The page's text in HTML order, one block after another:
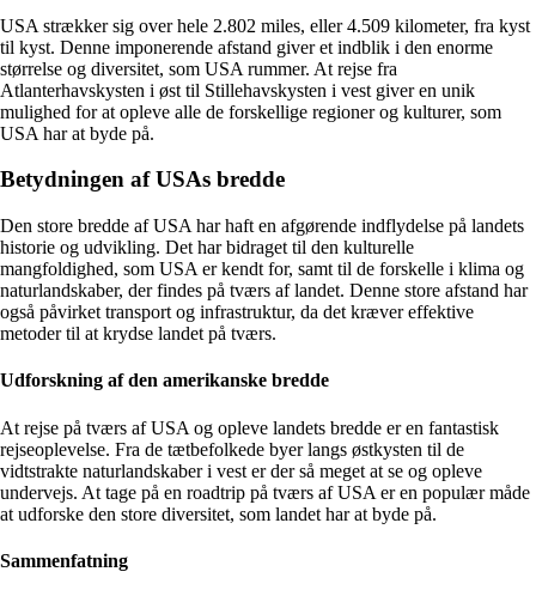
USA strækker sig over hele 2.802 miles, eller 4.509 kilometer, fra kyst
til kyst. Denne imponerende afstand giver et indblik i den enorme
størrelse og diversitet, som USA rummer. At rejse fra
Atlanterhavskysten i øst til Stillehavskysten i vest giver en unik
mulighed for at opleve alle de forskellige regioner og kulturer, som
USA har at byde på.
Betydningen af ​​USAs bredde
Den store bredde af USA har haft en afgørende indflydelse på landets
historie og udvikling. Det har bidraget til den kulturelle
mangfoldighed, som USA er kendt for, samt til de forskelle i klima og
naturlandskaber, der findes på tværs af landet. Denne store afstand har
også påvirket transport og infrastruktur, da det kræver effektive
metoder til at krydse landet på tværs.
Udforskning af den amerikanske bredde
At rejse på tværs af USA og opleve landets bredde er en fantastisk
rejseoplevelse. Fra de tætbefolkede byer langs østkysten til de
vidtstrakte naturlandskaber i vest er der så meget at se og opleve
undervejs. At tage på en roadtrip på tværs af USA er en populær måde
at udforske den store diversitet, som landet har at byde på.
Sammenfatning